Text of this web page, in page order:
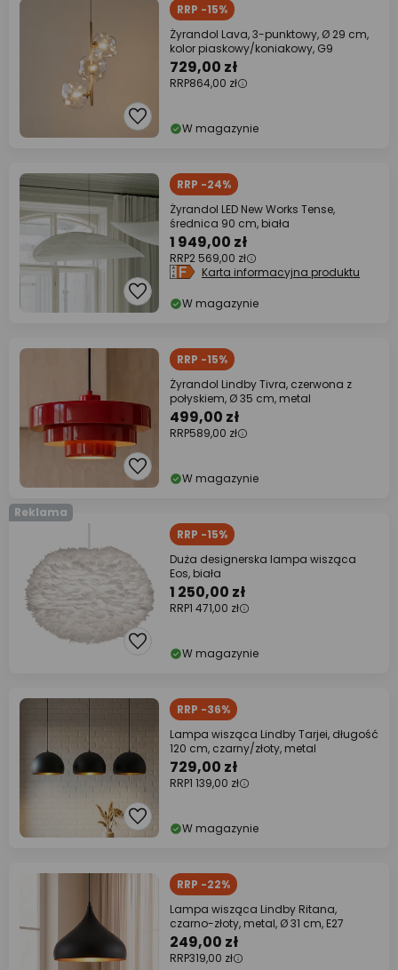
RRP -15%
Żyrandol Lava, 3-punktowy, Ø 29 cm,
kolor piaskowy/koniakowy, G9
729,00 zł
RRP864,00 zł
W magazynie
RRP -24%
Żyrandol LED New Works Tense,
średnica 90 cm, biała
1 949,00 zł
RRP2 569,00 zł
Karta informacyjna produktu
W magazynie
RRP -15%
Żyrandol Lindby Tivra, czerwona z
połyskiem, Ø 35 cm, metal
499,00 zł
RRP589,00 zł
W magazynie
Reklama
RRP -15%
Duża designerska lampa wisząca
Eos, biała
1 250,00 zł
RRP1 471,00 zł
W magazynie
RRP -36%
Lampa wisząca Lindby Tarjei, długość
120 cm, czarny/złoty, metal
729,00 zł
RRP1 139,00 zł
W magazynie
RRP -22%
Lampa wisząca Lindby Ritana,
czarno-złoty, metal, Ø 31 cm, E27
249,00 zł
RRP319,00 zł